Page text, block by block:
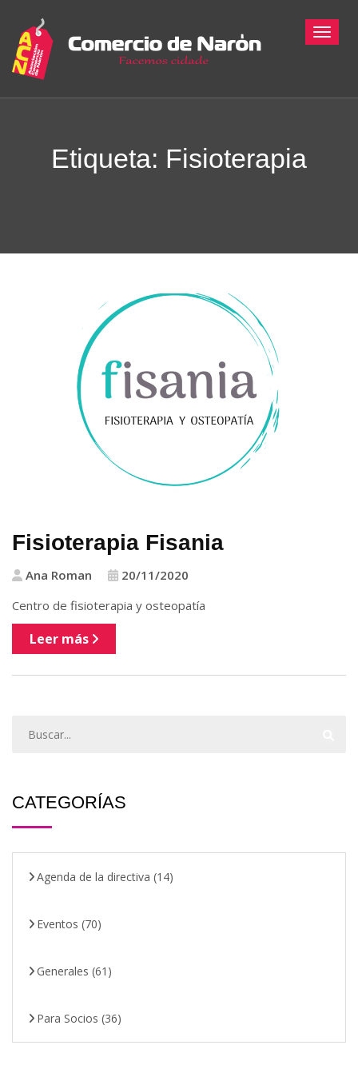
Etiqueta: Fisioterapia
Fisioterapia Fisania
Ana Roman
20/11/2020
Centro de fisioterapia y osteopatía
Leer más
CATEGORÍAS
Agenda de la directiva (14)
Eventos (70)
Generales (61)
Para Socios (36)